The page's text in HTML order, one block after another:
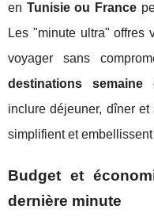
en Tunisie ou France
Les "minute ultra" offres
voyager sans
destinations semaine
inclure déjeuner, dîner
simplifient et
Budget et
dernière minute